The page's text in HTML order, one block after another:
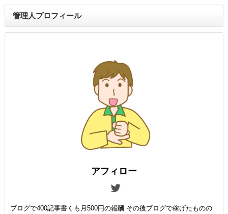
管理人プロフィール
アフィロー
ブログで400記事書くも月500円の報酬 その後ブログで稼げたものの